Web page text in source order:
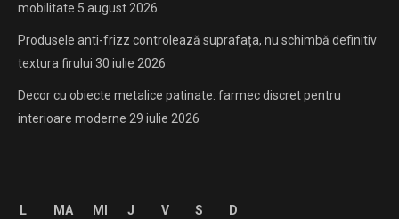
mobilitate 5 august 2026
Produsele anti-frizz controlează suprafața, nu schimbă definitiv
textura firului 30 iulie 2026
Decor cu obiecte metalice patinate: farmec discret pentru
interioare moderne 29 iulie 2026
L MA MI J V S D